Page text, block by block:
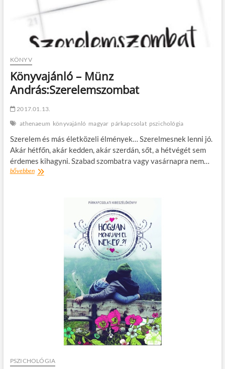
KÖNYV
Könyvajánló – Münz
András:Szerelemszombat
2017.01.13.
athenaeum könyvajánló magyar párkapcsolat pszichológia
Szerelem és más életközeli élmények… Szerelmesnek lenni jó.
Akár hétfőn, akár kedden, akár szerdán, sőt, a hétvégét sem
érdemes kihagyni. Szabad szombatra vagy vasárnapra nem…
bővebbenKönyvajánló
PSZICHOLÓGIA